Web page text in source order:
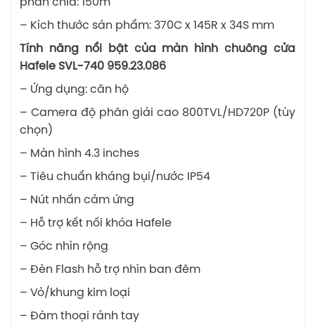
– Kích thước sản phẩm: 370C x 145R x 34S mm
Tính năng nổi bật của màn hình chuông cửa
Hafele SVL-740 959.23.086
– Ứng dụng: căn hộ
– Camera độ phân giải cao 800TVL/HD720P (tùy
chọn)
– Màn hình 4.3 inches
– Tiêu chuẩn kháng bụi/nước IP54
– Nút nhấn cảm ứng
– Hỗ trợ kết nối khóa Hafele
– Góc nhìn rộng
– Đèn Flash hỗ trợ nhìn ban đêm
– Vỏ/khung kim loại
– Đàm thoại rảnh tay